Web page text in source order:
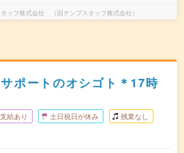
ッフ株式会社 （旧テンプスタッフ株式会社）
ポートのオシゴト＊17時
給あり 土日祝日が休み 残業なし